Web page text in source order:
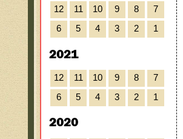
12 11 10 9 8
7
6
5 4 3 2 1
2021
12 11 10 9 8
7
6
5 4 3 2 1
2020